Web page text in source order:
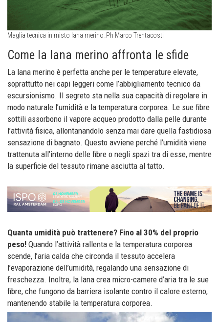
Maglia tecnica in misto lana merino_Ph Marco Trentacosti
Come la lana merino affronta le sfide
La lana merino è perfetta anche per le temperature elevate,
soprattutto nei capi leggeri come l’abbigliamento tecnico da
escursionismo. Il segreto sta nella sua capacità di regolare in
modo naturale l’umidità e la temperatura corporea. Le sue fibre
sottili assorbono il vapore acqueo prodotto dalla pelle durante
l’attività fisica, allontanandolo senza mai dare quella fastidiosa
sensazione di bagnato. Questo avviene perché l’umidità viene
trattenuta all’interno delle fibre o negli spazi tra di esse, mentre
la superficie del tessuto rimane asciutta al tatto.
Quanta umidità può trattenere? Fino al 30% del proprio
peso! Quando l’attività rallenta e la temperatura corporea
scende, l’aria calda che circonda il tessuto accelera
l’evaporazione dell’umidità, regalando una sensazione di
freschezza. Inoltre, la lana crea micro-camere d’aria tra le sue
fibre, che fungono da barriera isolante contro il calore esterno,
mantenendo stabile la temperatura corporea.